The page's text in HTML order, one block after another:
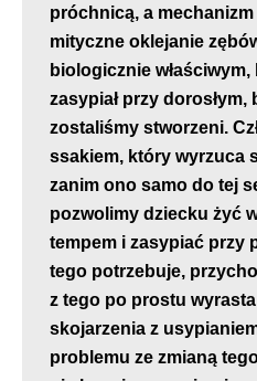
próchnicą, a
mityczne oklejanie
biologicznie właściwym,
zasypiał przy dorosłym,
zostaliśmy stworzeni.
ssakiem, który wyrzuca
zanim ono samo do tej
pozwolimy dziecku żyć
tempem i zasypiać przy
tego potrzebuje,
z tego po prostu
skojarzenia z
problemu ze zmianą